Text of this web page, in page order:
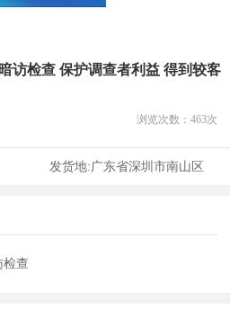
访检查 保护调查者利益 得到较客
浏览次数： 463次
发货地:广东省深圳市南山区
检查